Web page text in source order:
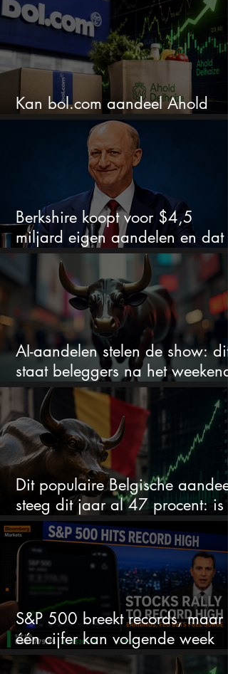
Kan bol.com aandeel Ahold
nieuw leven inblazen?
Berkshire koopt voor $4,5
miljard eigen aandelen en dat
zegt veel over de waardering
AI-aandelen stelen de show: dit
staat beleggers na het weekend
te wachten
Dit populaire Belgische aandeel
steeg dit jaar al 47 procent: is
ruimte voor meer?
S&P 500 breekt records, maar
één cijfer kan volgende week
alles veranderen